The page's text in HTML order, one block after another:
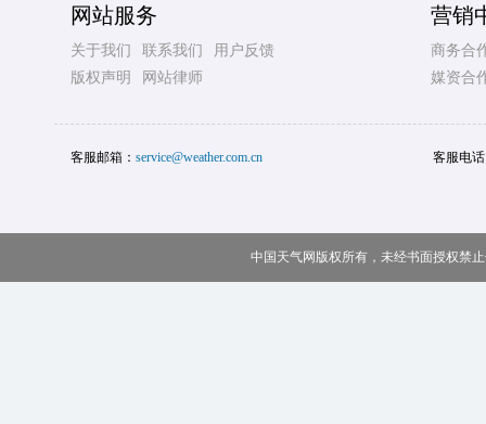
网站服务
关于我们 联系我们
用户反馈
版权声明
网站律师
营销
商务合
媒资合
客服邮箱： service@weather.com.cn 客服电
中国天气网版权所有，未经书面授权